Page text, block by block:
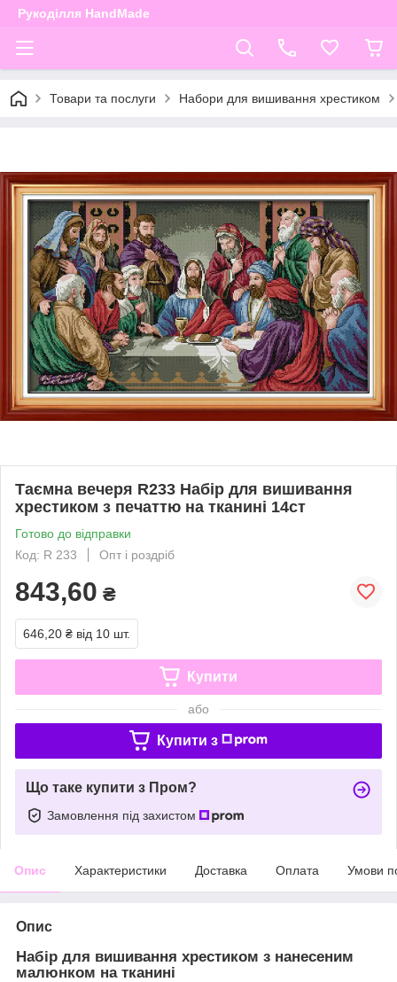
Рукоділля HandMade
Товари та послуги Набори для вишивання хрестиком
Таємна вечеря R233 Набір для вишивання
хрестиком з печаттю на тканині 14ст
Готово до відправки
Код: R 233
Опт і роздріб
843,60 ₴
646,20 ₴ від 10 шт.
Купити
або
Купити з
Що таке купити з Пром?
Замовлення під захистом
Опис Характеристики Доставка Оплата Умови
Опис
Набір для вишивання хрестиком з нанесеним
малюнком на тканині